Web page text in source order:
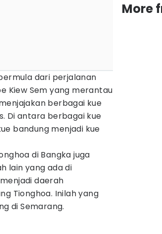
dari perjalanan
Kiew Sem yang merantau
berbagai kue
Di antara berbagai kue
bandung menjadi kue
di Bangka juga
lain yang ada di
daerah
Tionghoa. Inilah yang
di Semarang.
More